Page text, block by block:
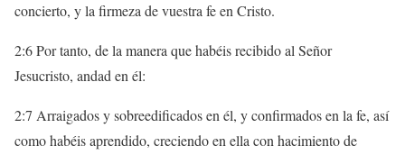
concierto, y la firmeza de vuestra fe en Cristo.
2:6 Por tanto, de la manera que habéis recibido al Señor
Jesucristo, andad en él:
2:7 Arraigados y sobreedificados en él, y confirmados en la fe, así
como habéis aprendido, creciendo en ella con hacimiento de